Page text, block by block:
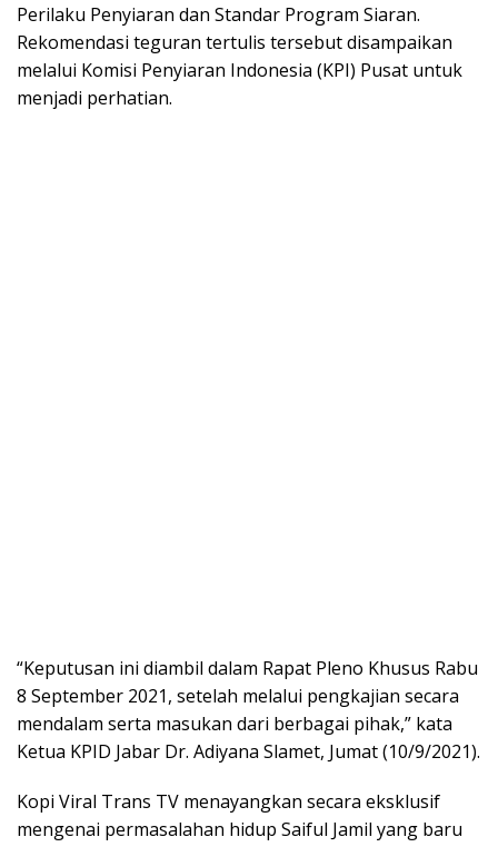
Perilaku Penyiaran dan Standar Program Siaran.
Rekomendasi teguran tertulis tersebut disampaikan
melalui Komisi Penyiaran Indonesia (KPI) Pusat untuk
menjadi perhatian.
“Keputusan ini diambil dalam Rapat Pleno Khusus Rabu
8 September 2021, setelah melalui pengkajian secara
mendalam serta masukan dari berbagai pihak,” kata
Ketua KPID Jabar Dr. Adiyana Slamet, Jumat (10/9/2021).
Kopi Viral Trans TV menayangkan secara eksklusif
mengenai permasalahan hidup Saiful Jamil yang baru